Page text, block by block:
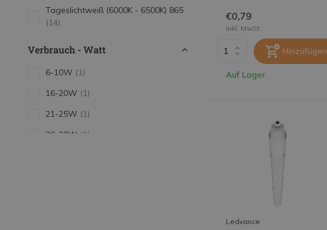
Tageslichtweiß (6000K - 6500K) 865
(14)
Verbrauch - Watt
6-10W (1)
16-20W (1)
21-25W (1)
26-30W (1)
€0,79
inkl. MwSt.
Hinzufügen
Auf Lager
Ledvance